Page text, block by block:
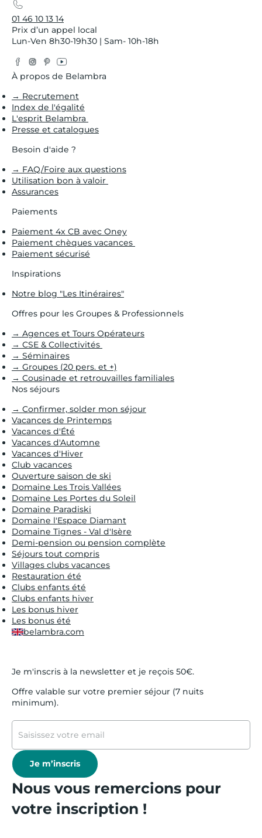
01 46 10 13 14
Prix d’un appel local
Lun-Ven 8h30-19h30 | Sam- 10h-18h
Facebook
Instagram
Pinterest
YouTube
À propos de Belambra
→ Recrutement
Index de l'égalité
L'esprit Belambra
Presse et catalogues
Besoin d'aide ?
→ FAQ/Foire aux questions
Utilisation bon à valoir
Assurances
Paiements
Paiement 4x CB avec Oney
Paiement chèques vacances
Paiement sécurisé
Inspirations
Notre blog "Les Itinéraires"
Offres pour les Groupes & Professionnels
→ Agences et Tours Opérateurs
→ CSE & Collectivités
→ Séminaires
→ Groupes (20 pers. et +)
→ Cousinade et retrouvailles familiales
Nos séjours
→ Confirmer, solder mon séjour
Vacances de Printemps
Vacances d'Été
Vacances d'Automne
Vacances d'Hiver
Club vacances
Ouverture saison de ski
Domaine Les Trois Vallées
Domaine Les Portes du Soleil
Domaine Paradiski
Domaine l'Espace Diamant
Domaine Tignes - Val d'Isère
Demi-pension ou pension complète
Séjours tout compris
Villages clubs vacances
Restauration été
Clubs enfants été
Clubs enfants hiver
Les bonus hiver
Les bonus été
belambra.com
Je m'inscris à la newsletter et je reçois 50€.
Offre valable sur votre premier séjour (7 nuits
minimum).
Je m’inscris
Nous vous remercions pour
votre inscription !